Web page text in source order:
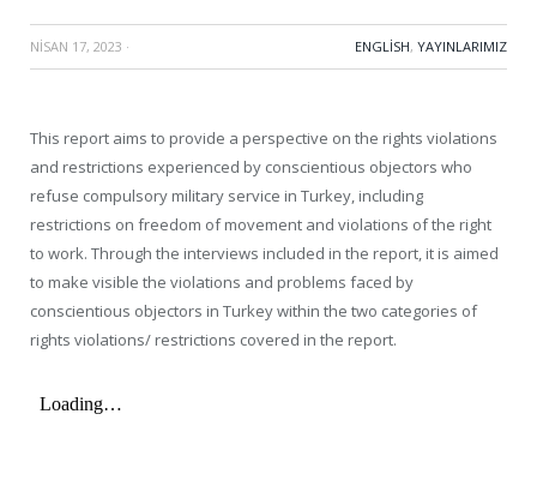
NISAN 17, 2023 · ENGLISH, YAYINLARIMIZ
This report aims to provide a perspective on the rights violations
and restrictions experienced by conscientious objectors who
refuse compulsory military service in Turkey, including
restrictions on freedom of movement and violations of the right
to work. Through the interviews included in the report, it is aimed
to make visible the violations and problems faced by
conscientious objectors in Turkey within the two categories of
rights violations/ restrictions covered in the report.